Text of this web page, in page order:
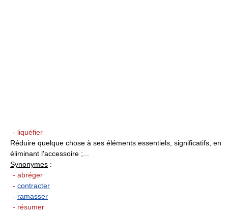
- liquéfier
Réduire quelque chose à ses éléments essentiels, significatifs, en
éliminant l'accessoire ;...
Synonymes :
- abréger
- contracter
- ramasser
- résumer